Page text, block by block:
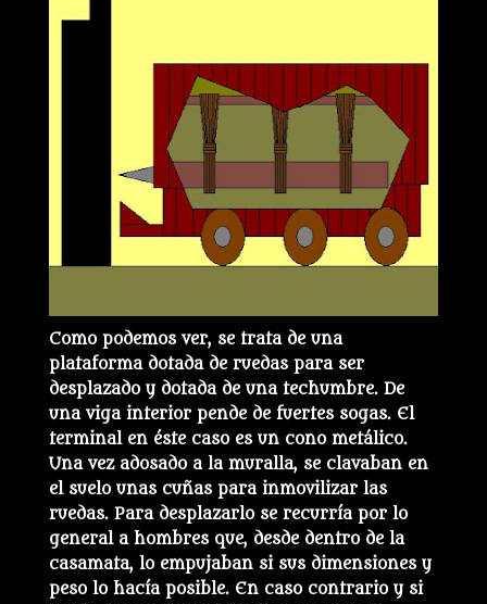
Como podemos ver, se trata de una
plataforma dotada de ruedas para ser
desplazado y dotada de una techumbre. De
una viga interior pende de fuertes sogas. El
terminal en éste caso es un cono metálico.
Una vez adosado a la muralla, se clavaban en
el suelo unas cuñas para inmovilizar las
ruedas. Para desplazarlo se recurría por lo
general a hombres que, desde dentro de la
casamata, lo empujaban si sus dimensiones y
peso lo hacía posible. En caso contrario y si